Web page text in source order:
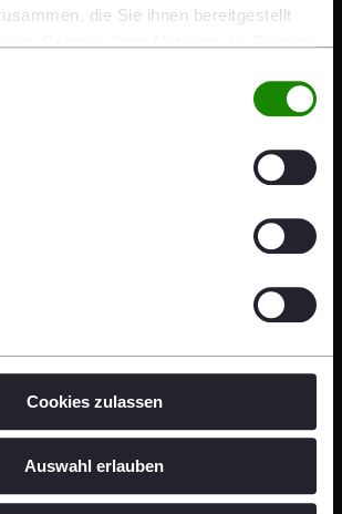
die Sie ihnen bereitgestellt
Cookies zulassen
Auswahl erlauben
now and never miss an episode
on Spotify!